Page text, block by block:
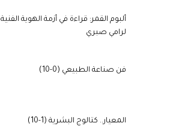
ألبوم القمر: قراءة في أزمة الهوية الفنية
لرامي صبري
فن صناعة الطبيعي (0-10)
المعيار.. كتالوج البشرية (1-10)